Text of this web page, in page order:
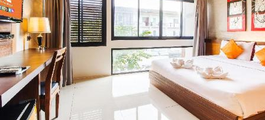
คอนเสิร์ตจากศิลปิน
ชื่อดังตลอด 5 วัน